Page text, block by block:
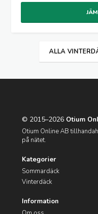
ALLA
© 2015–2026 Otium
Otium Online AB
på nätet.
Kategorier
Sommardäck
Vinterdäck
Information